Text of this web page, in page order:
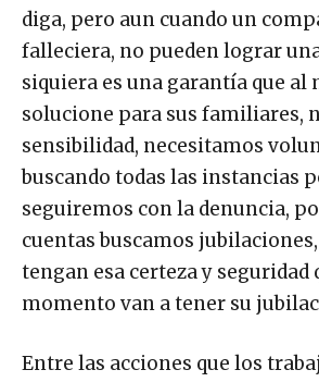
diga, pero aun cuando un
falleciera, no pueden lograr
siquiera es una garantía que al
solucione para sus familiares,
sensibilidad, necesitamos
buscando todas las instancias
seguiremos con la denuncia,
cuentas buscamos
tengan esa certeza y seguridad
momento van a tener su
Entre las acciones que los